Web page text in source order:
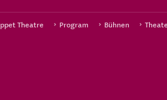
Theatre Program Bühnen